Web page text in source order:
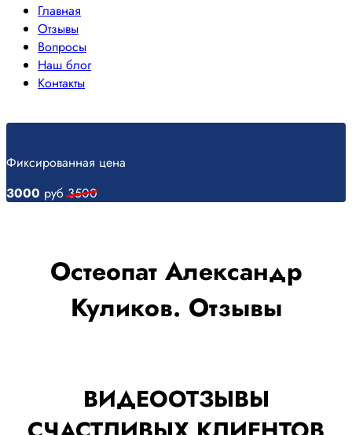
Главная
Отзывы
Вопросы
Наш блог
Контакты
Фиксированная цена
3000 руб3500
Остеопат Александр
Куликов. Отзывы
ВИДЕООТЗЫВЫ